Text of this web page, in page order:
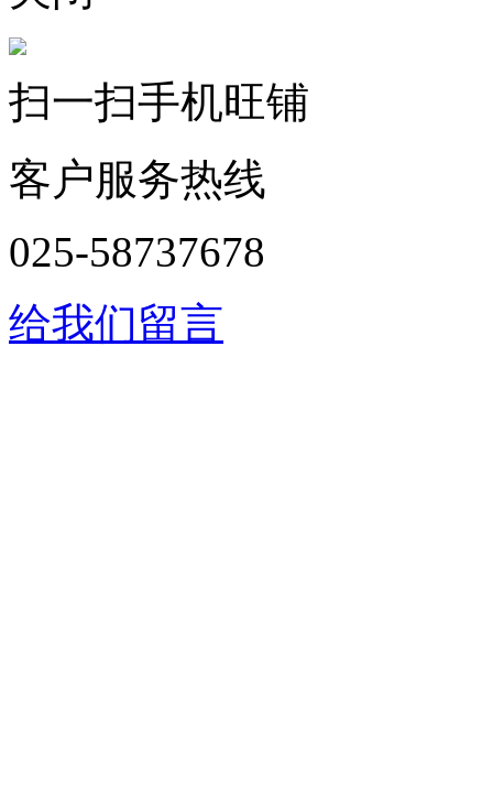
扫一扫手机旺铺
客户服务热线
025-58737678
给我们留言